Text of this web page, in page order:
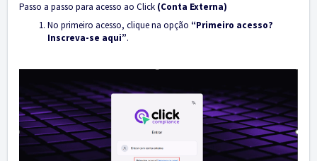
Passo a passo para acesso ao Click (Conta Externa)
No primeiro acesso, clique na opção “Primeiro acesso?
Inscreva-se aqui”.